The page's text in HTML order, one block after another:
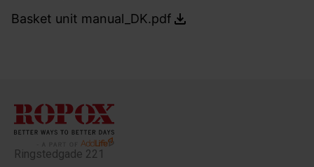
Basket unit manual_DK.pdf
Ringstedgade 221